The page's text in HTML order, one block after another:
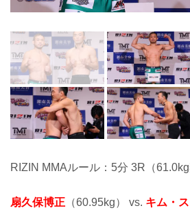
RIZIN MMAルール：5分 3R（61.0kg
扇久保博正 （60.95kg） vs. キム・